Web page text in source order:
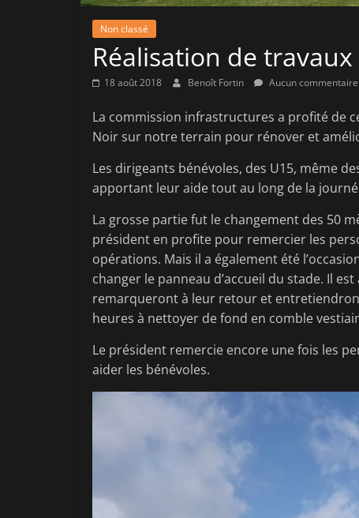
Non classé
Réalisation de travaux
18 août 2018 Benoît Fortin Aucun commentaire
La commission infrastructures a profité de
Noir sur notre terrain pour rénover et
Les dirigeants bénévoles, des U15, même
apportant leur aide tout au long de la
La grosse partie fut le changement des 50
président en profite pour remercier les
opérations. Mais il a également été
changer le panneau d’accueil du stade. Il
remarqueront à leur retour et
heures à nettoyer de fond en comble
Le président remercie encore une fois les
aider les bénévoles.